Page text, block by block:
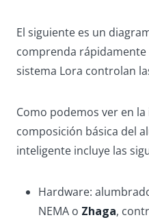
El siguiente es un
comprenda rápidamente
sistema Lora controlan
Como podemos ver en
composición básica del
inteligente incluye las
Hardware:
NEMA o Zhaga,